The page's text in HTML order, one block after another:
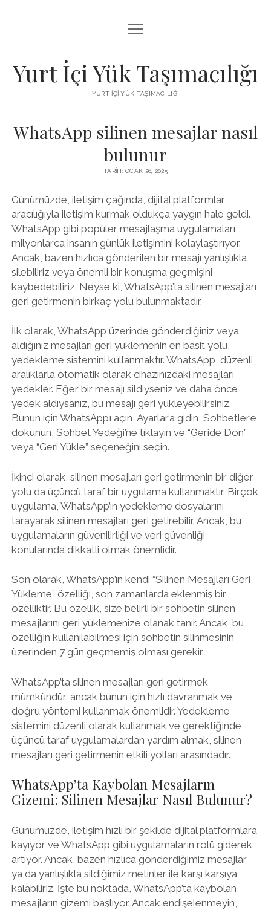
BEDAVA FACEBOOK BEĞENI KAZANMA
FACEBOOK SAYFA BEĞENDIRME HILESI İNDIR
menüyü
aç
Yurt İçi Yük Taşımacılığı
YURT İÇI YÜK TAŞIMACILIĞI
WhatsApp silinen mesajlar nasıl
bulunur
TARIH: OCAK 26, 2025
Günümüzde, iletişim çağında, dijital platformlar
aracılığıyla iletişim kurmak oldukça yaygın hale geldi.
WhatsApp gibi popüler mesajlaşma uygulamaları,
milyonlarca insanın günlük iletişimini kolaylaştırıyor.
Ancak, bazen hızlıca gönderilen bir mesajı yanlışlıkla
silebiliriz veya önemli bir konuşma geçmişini
kaybedebiliriz. Neyse ki, WhatsApp’ta silinen mesajları
geri getirmenin birkaç yolu bulunmaktadır.
İlk olarak, WhatsApp üzerinde gönderdiğiniz veya
aldığınız mesajları geri yüklemenin en basit yolu,
yedekleme sistemini kullanmaktır. WhatsApp, düzenli
aralıklarla otomatik olarak cihazınızdaki mesajları
yedekler. Eğer bir mesajı sildiyseniz ve daha önce
yedek aldıysanız, bu mesajı geri yükleyebilirsiniz.
Bunun için WhatsApp’ı açın, Ayarlar’a gidin, Sohbetler’e
dokunun, Sohbet Yedeği’ne tıklayın ve “Geride Dön”
veya “Geri Yükle” seçeneğini seçin.
İkinci olarak, silinen mesajları geri getirmenin bir diğer
yolu da üçüncü taraf bir uygulama kullanmaktır. Birçok
uygulama, WhatsApp’ın yedekleme dosyalarını
tarayarak silinen mesajları geri getirebilir. Ancak, bu
uygulamaların güvenilirliği ve veri güvenliği
konularında dikkatli olmak önemlidir.
Son olarak, WhatsApp’ın kendi “Silinen Mesajları Geri
Yükleme” özelliği, son zamanlarda eklenmiş bir
özelliktir. Bu özellik, size belirli bir sohbetin silinen
mesajlarını geri yüklemenize olanak tanır. Ancak, bu
özelliğin kullanılabilmesi için sohbetin silinmesinin
üzerinden 7 gün geçmemiş olması gerekir.
WhatsApp’ta silinen mesajları geri getirmek
mümkündür, ancak bunun için hızlı davranmak ve
doğru yöntemi kullanmak önemlidir. Yedekleme
sistemini düzenli olarak kullanmak ve gerektiğinde
üçüncü taraf uygulamalardan yardım almak, silinen
mesajları geri getirmenin etkili yolları arasındadır.
WhatsApp’ta Kaybolan Mesajların
Gizemi: Silinen Mesajlar Nasıl Bulunur?
Günümüzde, iletişim hızlı bir şekilde dijital platformlara
kayıyor ve WhatsApp gibi uygulamaların rolü giderek
artıyor. Ancak, bazen hızlıca gönderdiğimiz mesajlar
ya da yanlışlıkla sildiğimiz metinler ile karşı karşıya
kalabiliriz. İşte bu noktada, WhatsApp’ta kaybolan
mesajların gizemi başlıyor. Ancak endişelenmeyin,